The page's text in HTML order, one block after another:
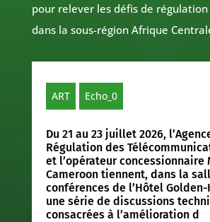
pour relever les défis de
dans la sous-région Afrique
ART Echo_0
Du 21 au 23 juillet 2026,
Régulation des
et l’opérateur concessionnaire
Cameroon tiennent, dans la
conférences de l’Hôtel
une série de discussions
consacrées à l’amélioration d